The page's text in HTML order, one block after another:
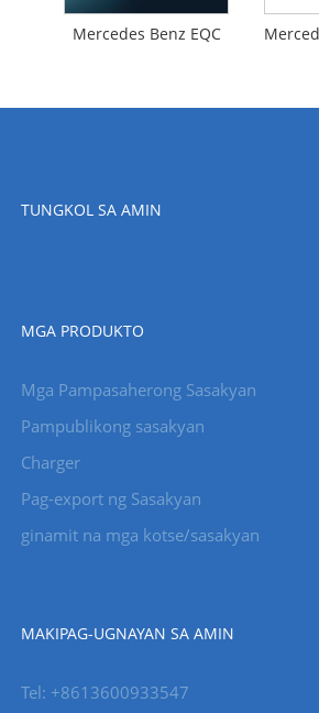
Mercedes Benz EQC
TUNGKOL SA AMIN
MGA PRODUKTO
Mga Pampasaherong Sasakyan
Pampublikong sasakyan
Charger
Pag-export ng Sasakyan
ginamit na mga kotse/sasakyan
MAKIPAG-UGNAYAN SA AMIN
Tel: +8613600933547